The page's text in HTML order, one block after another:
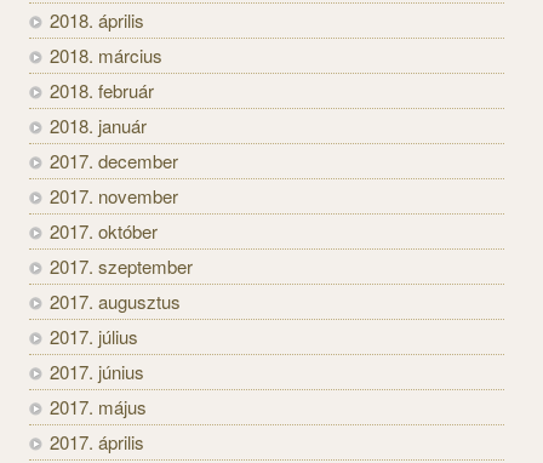
2018. április
2018. március
2018. február
2018. január
2017. december
2017. november
2017. október
2017. szeptember
2017. augusztus
2017. július
2017. június
2017. május
2017. április